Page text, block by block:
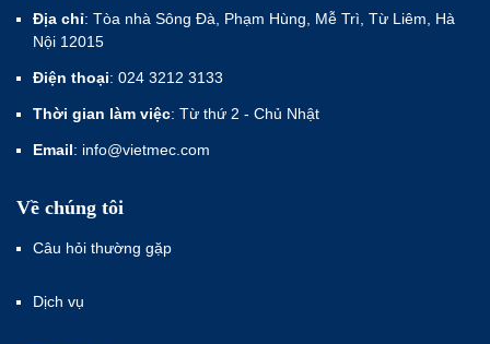
Địa chỉ: Tòa nhà Sông Đà, Phạm Hùng, Mễ Trì, Từ Liêm, Hà
Nội 12015
Điện thoại: 024 3212 3133
Thời gian làm việc: Từ thứ 2 - Chủ Nhật
Email: info@vietmec.com
Về chúng tôi
Câu hỏi thường gặp
Dịch vụ